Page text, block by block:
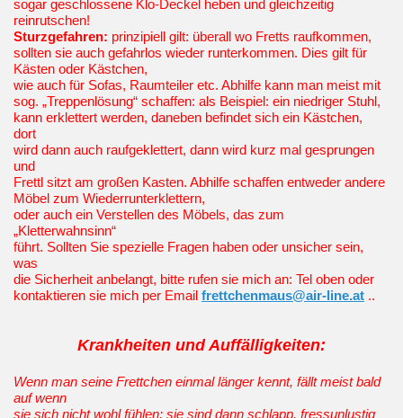
sogar geschlossene Klo-Deckel heben und gleichzeitig
reinrutschen!
Sturzgefahren: prinzipiell gilt: überall wo Fretts raufkommen,
sollten sie auch gefahrlos wieder runterkommen. Dies gilt für
Kästen oder Kästchen,
wie auch für Sofas, Raumteiler etc. Abhilfe kann man meist mit
sog. „Treppenlösung“ schaffen: als Beispiel: ein niedriger Stuhl,
kann erklettert werden, daneben befindet sich ein Kästchen,
dort
wird dann auch raufgeklettert, dann wird kurz mal gesprungen
und
Frettl sitzt am großen Kasten. Abhilfe schaffen entweder andere
Möbel zum Wiederrunterklettern,
oder auch ein Verstellen des Möbels, das zum
„Kletterwahnsinn“
führt. Sollten Sie spezielle Fragen haben oder unsicher sein,
was
die Sicherheit anbelangt, bitte rufen sie mich an: Tel oben oder
kontaktieren sie mich per Email frettchenmaus@air-line.at ..
Krankheiten und Auffälligkeiten:
Wenn man seine Frettchen einmal länger kennt, fällt meist bald
auf wenn
sie sich nicht wohl fühlen: sie sind dann schlapp, fressunlustig